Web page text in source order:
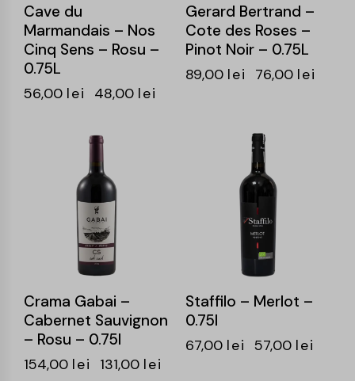
Cave du
Marmandais – Nos
Cinq Sens – Rosu –
0.75L
56,00 lei 48,00 lei
Gerard Bertrand –
Cote des Roses –
Pinot Noir – 0.75L
89,00 lei 76,00 lei
Crama Gabai –
Cabernet Sauvignon
– Rosu – 0.75l
154,00 lei 131,00 lei
Staffilo – Merlot –
0.75l
67,00 lei 57,00 lei